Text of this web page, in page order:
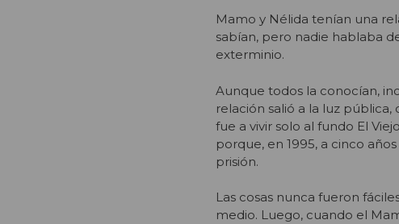
Mamo y Nélida tenían una
sabían, pero nadie hablaba
exterminio.
Aunque todos la conocían,
relación salió a la luz
fue a vivir solo al fundo El
porque, en 1995, a cinco
prisión.
Las cosas nunca fueron
medio. Luego, cuando el